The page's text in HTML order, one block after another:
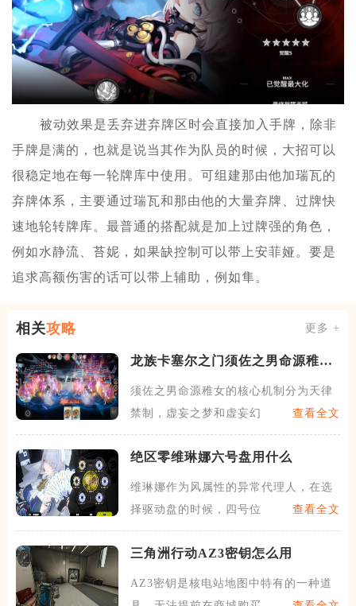
被动效果是丢弃进弃牌区时会直接加入手牌，除非
手牌是满的，也就是说当其作为队员的时候，大招可以
很稳定地在每一轮牌库中使用。可组建那由他加瑞瓦的
弃牌体系，主要通过瑞瓦和那由他的大量弃牌、过牌快
速地轮转牌库。最普通的搭配就是加上过牌强的角色，
例如水静流、苔妮，如果缺控制可以带上安菲娅。要是
追求高额伤害的话可以带上辅助，例如隼。
相关攻略 更多 +
龙族卡塞尔之门须佐之男命源稚女
须佐之男命源稚女的核心机制分为天律
禁制，虚妄之梦和虚妄幻境，
查看全文
绝区零维琳娜六号盘用什么
维琳娜作为风属性的异常代理人，在选
择驱动盘的时候，四号位固定
查看全文
三角洲行动AZ3密钥怎么用
AZ3密钥是核电站地图中特有的一种道